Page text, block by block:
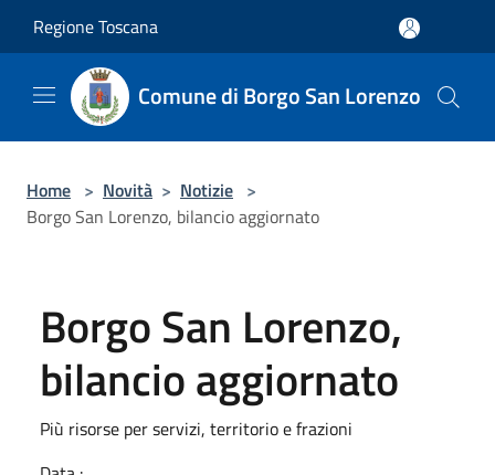
Regione Toscana
Comune di Borgo San Lorenzo
Home > Novità > Notizie >
Borgo San Lorenzo, bilancio aggiornato
Borgo San Lorenzo,
bilancio aggiornato
Più risorse per servizi, territorio e frazioni